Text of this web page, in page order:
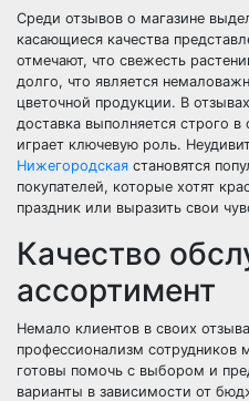
Среди отзывов о магазине
касающиеся качества
отмечают, что свежесть
долго, что является
цветочной продукции. В
доставка выполняется строго
играет ключевую роль.
Нижегородская становятся
покупателей, которые хотят
праздник или выразить свои
Качество
ассортимент
Немало клиентов в своих
профессионализм сотрудников
готовы помочь с выбором и
варианты в зависимости от